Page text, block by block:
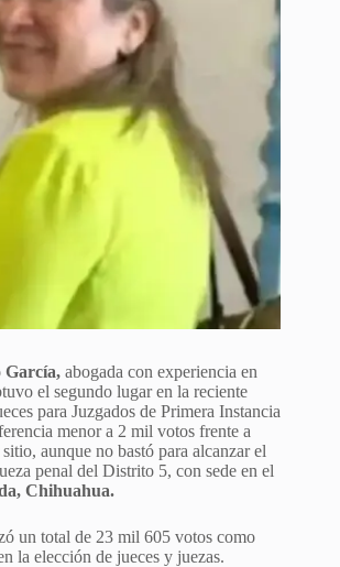
García, abogada con experiencia en
el segundo lugar en la reciente
para Juzgados de Primera Instancia
menor a 2 mil votos frente a
aunque no bastó para alcanzar el
penal del Distrito 5, con sede en el
Chihuahua.
un total de 23 mil 605 votos como
la elección de jueces y juezas.